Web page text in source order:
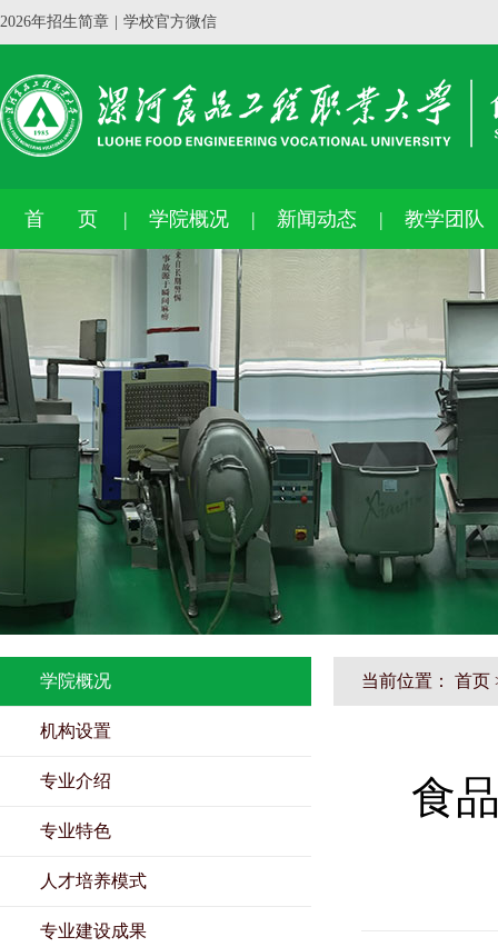
2026年招生简章 学校官方微信
首 页 学院概况 新闻动态 教学团队
学院概况
机构设置
专业介绍
专业特色
人才培养模式
专业建设成果
当前位置： 首页
食